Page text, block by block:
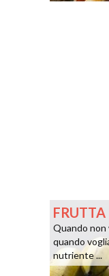
FRUTTA
Quando non
quando
nutriente ...